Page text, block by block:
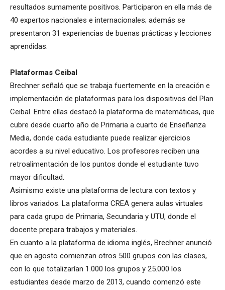
resultados sumamente positivos. Participaron en ella más de
40 expertos nacionales e internacionales; además se
presentaron 31 experiencias de buenas prácticas y lecciones
aprendidas.
Plataformas Ceibal
Brechner señaló que se trabaja fuertemente en la creación e
implementación de plataformas para los dispositivos del Plan
Ceibal. Entre ellas destacó la plataforma de matemáticas, que
cubre desde cuarto año de Primaria a cuarto de Enseñanza
Media, donde cada estudiante puede realizar ejercicios
acordes a su nivel educativo. Los profesores reciben una
retroalimentación de los puntos donde el estudiante tuvo
mayor dificultad.
Asimismo existe una plataforma de lectura con textos y
libros variados. La plataforma CREA genera aulas virtuales
para cada grupo de Primaria, Secundaria y UTU, donde el
docente prepara trabajos y materiales.
En cuanto a la plataforma de idioma inglés, Brechner anunció
que en agosto comienzan otros 500 grupos con las clases,
con lo que totalizarían 1.000 los grupos y 25.000 los
estudiantes desde marzo de 2013, cuando comenzó este